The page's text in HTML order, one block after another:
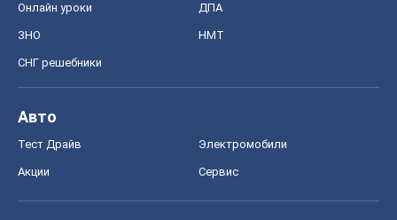
Онлайн уроки ДПА
ЗНО НМТ
СНГ решебники
Авто
Тест Драйв Электромобили
Акции Сервис